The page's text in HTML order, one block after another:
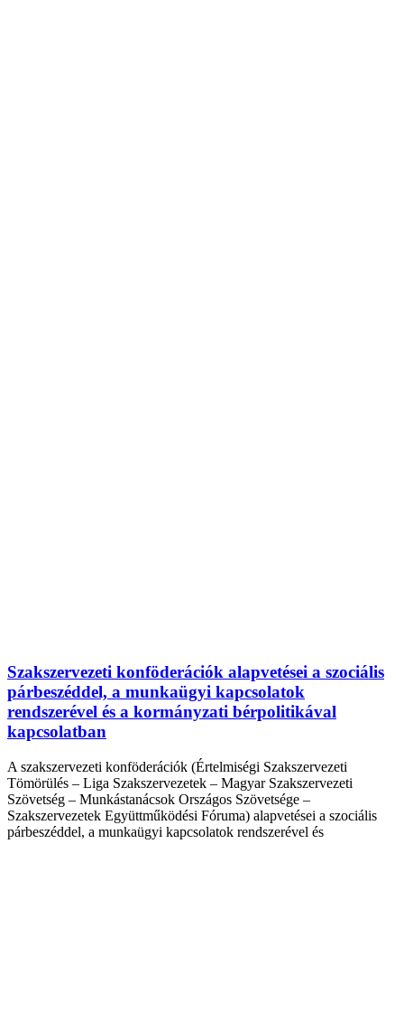
Szakszervezeti konföderációk alapvetései a szociális
párbeszéddel, a munkaügyi kapcsolatok
rendszerével és a kormányzati bérpolitikával
kapcsolatban
A szakszervezeti konföderációk (Értelmiségi Szakszervezeti
Tömörülés – Liga Szakszervezetek – Magyar Szakszervezeti
Szövetség – Munkástanácsok Országos Szövetsége –
Szakszervezetek Együttműködési Fóruma) alapvetései a szociális
párbeszéddel, a munkaügyi kapcsolatok rendszerével és